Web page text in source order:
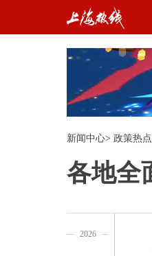
新闻中心> 政策热点
各地全
2026
从